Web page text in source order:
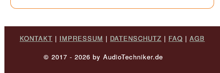
KONTAKT | IMPRESSUM | DATENSCHUTZ | FAQ | AGB
© 2017 - 2026 by AudioTechniker.de